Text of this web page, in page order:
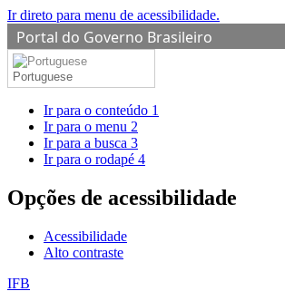
Ir direto para menu de acessibilidade.
Portal do Governo Brasileiro
Portuguese
Ir para o conteúdo 1
Ir para o menu 2
Ir para a busca 3
Ir para o rodapé 4
Opções de acessibilidade
Acessibilidade
Alto contraste
IFB